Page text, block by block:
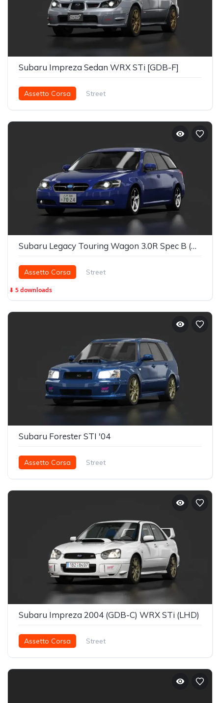
Subaru Impreza Sedan WRX STi [GDB-F]
Assetto Corsa Street
Subaru Legacy Touring Wagon 3.0R Spec B (BPE)
Assetto Corsa Street
⬇ 5 downloads
Subaru Forester STI '04
Assetto Corsa Street
Subaru Impreza 2004 (GDB-C) WRX STi (LHD)
Assetto Corsa Street